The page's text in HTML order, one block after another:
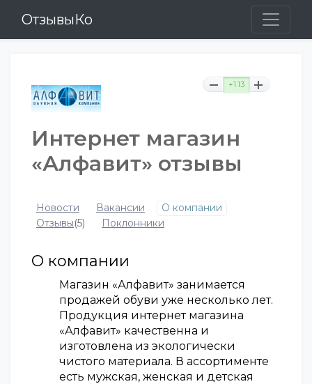
ОтзывыКо
+1.13
Интернет магазин
«Алфавит» отзывы
Новости Вакансии
О компании
Отзывы(5) Поклонники
О компании
Магазин «Алфавит» занимается
продажей обуви уже несколько лет.
Продукция интернет магазина
«Алфавит» качественна и
изготовлена из экологически
чистого материала. В ассортименте
есть мужская, женская и детская